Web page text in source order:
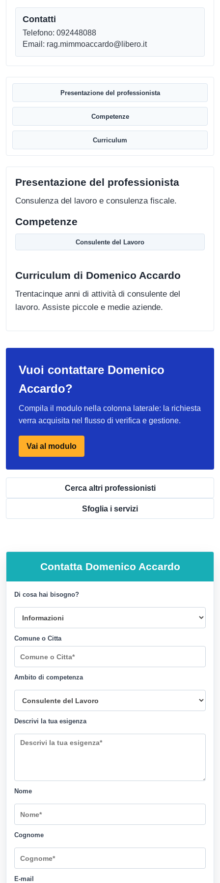
Contatti
Telefono: 092448088
Email: rag.mimmoaccardo@libero.it
Presentazione del professionista
Competenze
Curriculum
Presentazione del professionista
Consulenza del lavoro e consulenza fiscale.
Competenze
Consulente del Lavoro
Curriculum di Domenico Accardo
Trentacinque anni di attività di consulente del
lavoro. Assiste piccole e medie aziende.
Vuoi contattare Domenico
Accardo?
Compila il modulo nella colonna laterale: la richiesta
verra acquisita nel flusso di verifica e gestione.
Vai al modulo
Cerca altri professionisti
Sfoglia i servizi
Contatta Domenico Accardo
Di cosa hai bisogno?
Comune o Citta
Ambito di competenza
Descrivi la tua esigenza
Nome
Cognome
E-mail